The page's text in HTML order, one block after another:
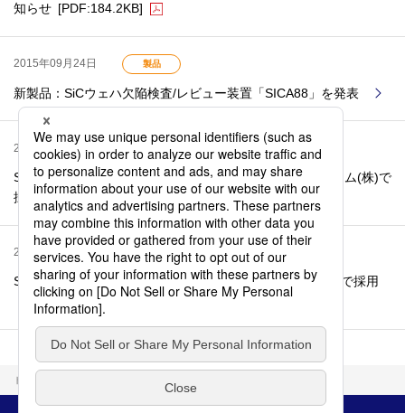
知らせ [PDF:184.2KB]
2015年09月24日 製品
新製品：SiCウェハ欠陥検査/レビュー装置「SICA88」を発表
2015年08月25日
SiCウェハ欠陥検査/レビュー装置「SICA」最新機種、ローム(株)で
採用 [PDF:126.7KB]
2015年05月28日 製品
SiCウェハ欠陥検査/レビュー装置「SICA」、昭和電工(株)で採用
[PDF:127.9KB]
トップ